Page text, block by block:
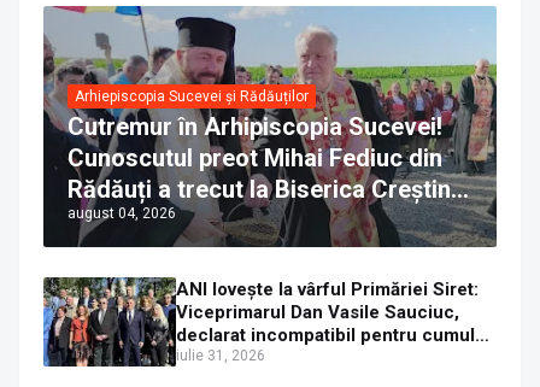
Arhiepiscopia Sucevei și Rădăuților
Cutremur în Arhipiscopia Sucevei!
Cunoscutul preot Mihai Fediuc din
Rădăuți a trecut la Biserica Creștină
Ortodoxă Valahă. ÎPS Calinic anunță
că îi pregătește judecata canonică
august 04, 2026
ANI lovește la vârful Primăriei Siret:
Viceprimarul Dan Vasile Sauciuc,
declarat incompatibil pentru cumul
de funcții
iulie 31, 2026